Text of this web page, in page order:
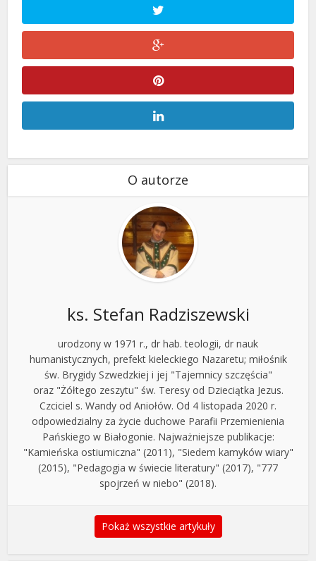
O autorze
ks. Stefan Radziszewski
urodzony w 1971 r., dr hab. teologii, dr nauk
humanistycznych, prefekt kieleckiego Nazaretu; miłośnik
św. Brygidy Szwedzkiej i jej "Tajemnicy szczęścia"
oraz "Żółtego zeszytu" św. Teresy od Dzieciątka Jezus.
Czciciel s. Wandy od Aniołów. Od 4 listopada 2020 r.
odpowiedzialny za życie duchowe Parafii Przemienienia
Pańskiego w Białogonie. Najważniejsze publikacje:
"Kamieńska ostiumiczna" (2011), "Siedem kamyków wiary"
(2015), "Pedagogia w świecie literatury" (2017), "777
spojrzeń w niebo" (2018).
Pokaż wszystkie artykuły